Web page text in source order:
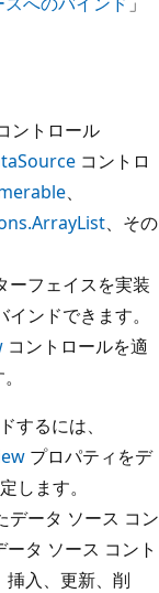
ントロール
コントロ
、
、その
ーフェイスを実装
ンドできます。
コントロールを適
するには、
プロパティをデ
します。
データ ソース コン
タ ソース コント
挿入、更新、削